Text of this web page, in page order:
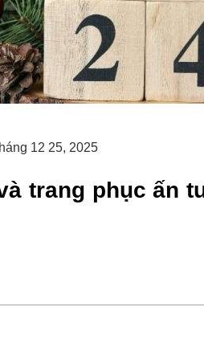
12 25, 2025
trang phục ấn